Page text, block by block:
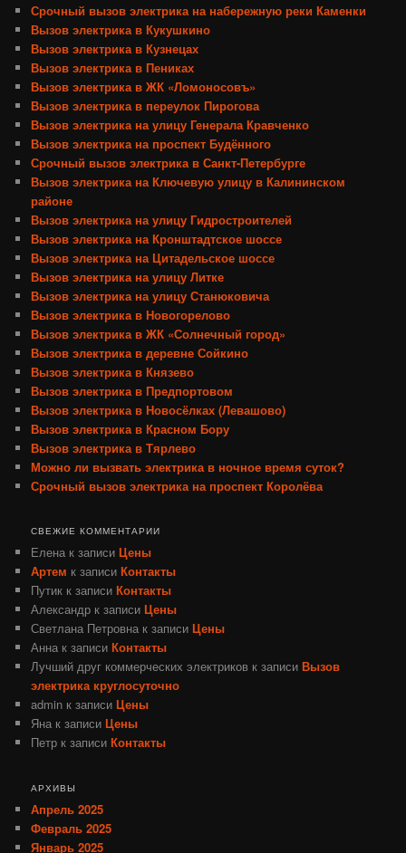
Срочный вызов электрика на набережную реки Каменки
Вызов электрика в Кукушкино
Вызов электрика в Кузнецах
Вызов электрика в Пениках
Вызов электрика в ЖК «Ломоносовъ»
Вызов электрика в переулок Пирогова
Вызов электрика на улицу Генерала Кравченко
Вызов электрика на проспект Будённого
Срочный вызов электрика в Санкт-Петербурге
Вызов электрика на Ключевую улицу в Калининском
районе
Вызов электрика на улицу Гидростроителей
Вызов электрика на Кронштадтское шоссе
Вызов электрика на Цитадельское шоссе
Вызов электрика на улицу Литке
Вызов электрика на улицу Станюковича
Вызов электрика в Новогорелово
Вызов электрика в ЖК «Солнечный город»
Вызов электрика в деревне Сойкино
Вызов электрика в Князево
Вызов электрика в Предпортовом
Вызов электрика в Новосёлках (Левашово)
Вызов электрика в Красном Бору
Вызов электрика в Тярлево
Можно ли вызвать электрика в ночное время суток?
Срочный вызов электрика на проспект Королёва
СВЕЖИЕ КОММЕНТАРИИ
Елена к записиЦены
Артем к записиКонтакты
Путик к записиКонтакты
Александр к записиЦены
Светлана Петровна к записиЦены
Анна к записиКонтакты
Лучший друг коммерческих электриков к записиВызов
электрика круглосуточно
admin к записиЦены
Яна к записиЦены
Петр к записиКонтакты
АРХИВЫ
Апрель 2025
Февраль 2025
Январь 2025